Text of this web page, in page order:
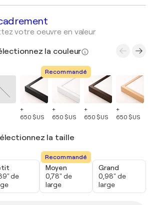
votre oeuvre en valeur
la couleur
+
650 $US
Recommandé
+
650 $US
+
650 $US
+
650 $US
la taille
de
Recommandé
Moyen
0,78" de
large
Grand
0,98" de
large